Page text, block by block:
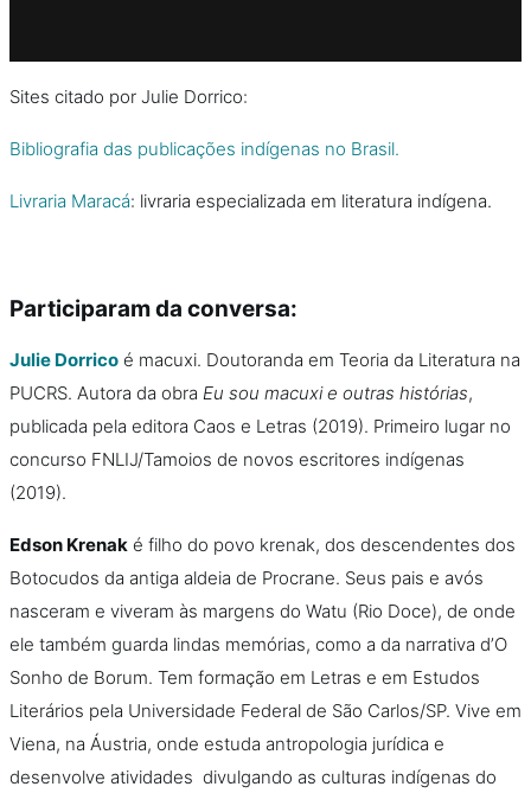
Sites citado por Julie Dorrico:
Bibliografia das publicações indígenas no Brasil.
Livraria Maracá: livraria especializada em literatura indígena.
Participaram da conversa:
Julie Dorrico é macuxi. Doutoranda em Teoria da Literatura na
PUCRS. Autora da obra Eu sou macuxi e outras histórias,
publicada pela editora Caos e Letras (2019). Primeiro lugar no
concurso FNLIJ/Tamoios de novos escritores indígenas
(2019).
Edson Krenak é filho do povo krenak, dos descendentes dos
Botocudos da antiga aldeia de Procrane. Seus pais e avós
nasceram e viveram às margens do Watu (Rio Doce), de onde
ele também guarda lindas memórias, como a da narrativa d’O
Sonho de Borum. Tem formação em Letras e em Estudos
Literários pela Universidade Federal de São Carlos/SP. Vive em
Viena, na Áustria, onde estuda antropologia jurídica e
desenvolve atividades divulgando as culturas indígenas do